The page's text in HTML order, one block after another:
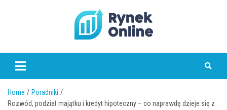
www.rynekonline.pl
Home
Poradniki
Rozwód, podział majątku i kredyt hipoteczny – co naprawdę dzieje się z